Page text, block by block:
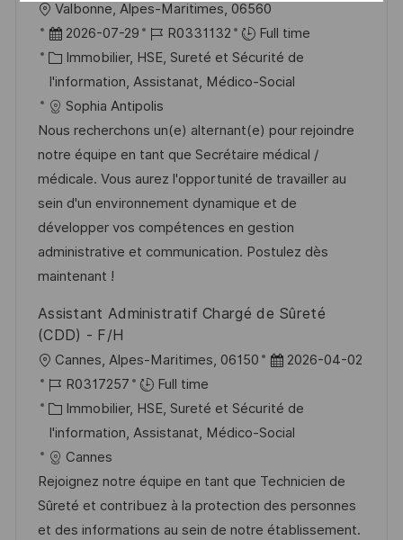
o
c
i
s
a
t
i
o
n
Valbonne, Alpes-Maritimes, 06560
D
a
t
e
d
’
a
f
f
i
c
a
2026-07-29
R
é
f
é
r
e
n
c
e
d
o
e
R0331132
Full time
C
a
t
é
g
o
r
i
e
Immobilier, HSE, Sureté et Sécurité de
I'information, Assistanat, Médico-Social
Sophia Antipolis
Nous recherchons un(e) alternant(e) pour rejoindre
notre équipe en tant que Secrétaire médical /
médicale. Vous aurez l'opportunité de travailler au
sein d'un environnement dynamique et de
développer vos compétences en gestion
administrative et communication. Postulez dès
maintenant !
Assistant Administratif Chargé de Sûreté
(CDD) - F/H
o
c
i
s
a
Cannes, Alpes-Maritimes, 06150
D
t
e
’
a
f
2026-04-02
R
é
f
é
r
e
n
R0317257
Full time
C
a
t
é
g
o
Immobilier, HSE, Sureté et Sécurité de
I'information, Assistanat, Médico-Social
Cannes
Rejoignez notre équipe en tant que Technicien de
Sûreté et contribuez à la protection des personnes
et des informations au sein de notre établissement.